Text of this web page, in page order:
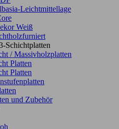
Leichtmittellage
Weiß
Schichtplatten
/ Massivholzplatten
Platten
Platten
und Zubehör